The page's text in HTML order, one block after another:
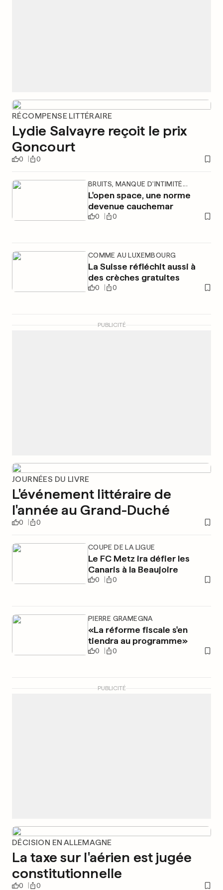
RÉCOMPENSE LITTÉRAIRE
Lydie Salvayre reçoit le prix
Goncourt
0 0
BRUITS, MANQUE D'INTIMITÉ...
L'open space, une norme
devenue cauchemar
0 0
COMME AU LUXEMBOURG
La Suisse réfléchit aussi à
des crèches gratuites
0 0
PUBLICITÉ
JOURNÉES DU LIVRE
L'événement littéraire de
l'année au Grand-Duché
0 0
COUPE DE LA LIGUE
Le FC Metz ira défier les
Canaris à la Beaujoire
0 0
PIERRE GRAMEGNA
«La réforme fiscale s'en
tiendra au programme»
0 0
PUBLICITÉ
DÉCISION EN ALLEMAGNE
La taxe sur l'aérien est jugée
constitutionnelle
0 0